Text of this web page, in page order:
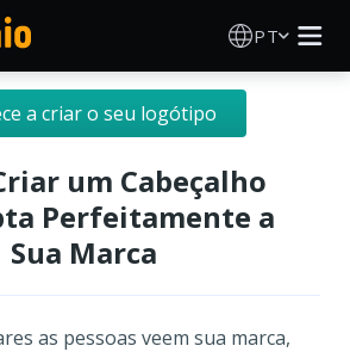
PT
IA
a criar o seu logótipo
um Cabeçalho
Perfeitamente a
Sua Marca
as pessoas veem sua marca,